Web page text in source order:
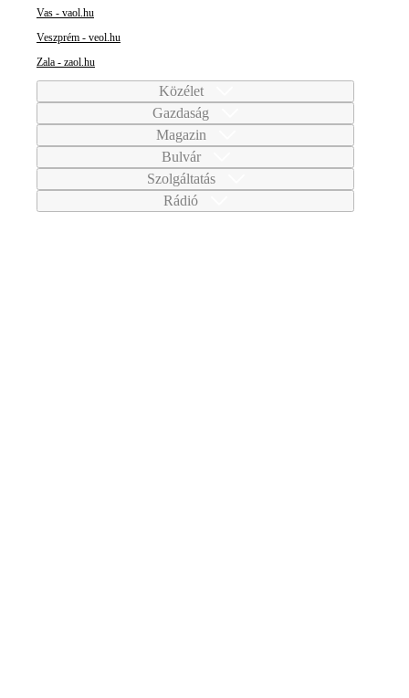
Vas - vaol.hu
Veszprém - veol.hu
Zala - zaol.hu
Közélet
Gazdaság
Magazin
Bulvár
Szolgáltatás
Rádió